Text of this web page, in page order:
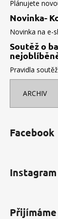
Plánujete
Novinka-
Novinka na e-
Soutěž o
Pravidla
ARCHIV
Facebook
Instagram